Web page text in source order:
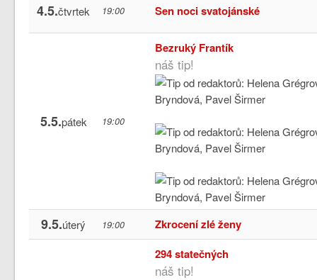
4.5.čtvrtek 19:00 Sen noci svatojánské
5.5.pátek 19:00
Bezruký Frantík
náš tip!
9.5.úterý 19:00 Zkrocení zlé ženy
294 statečných
náš tip!